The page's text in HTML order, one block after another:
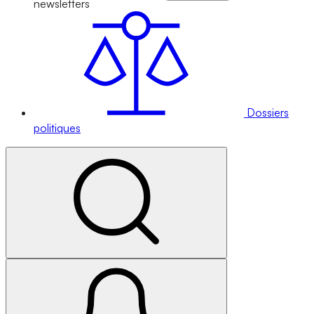
newsletters
Dossiers
politiques